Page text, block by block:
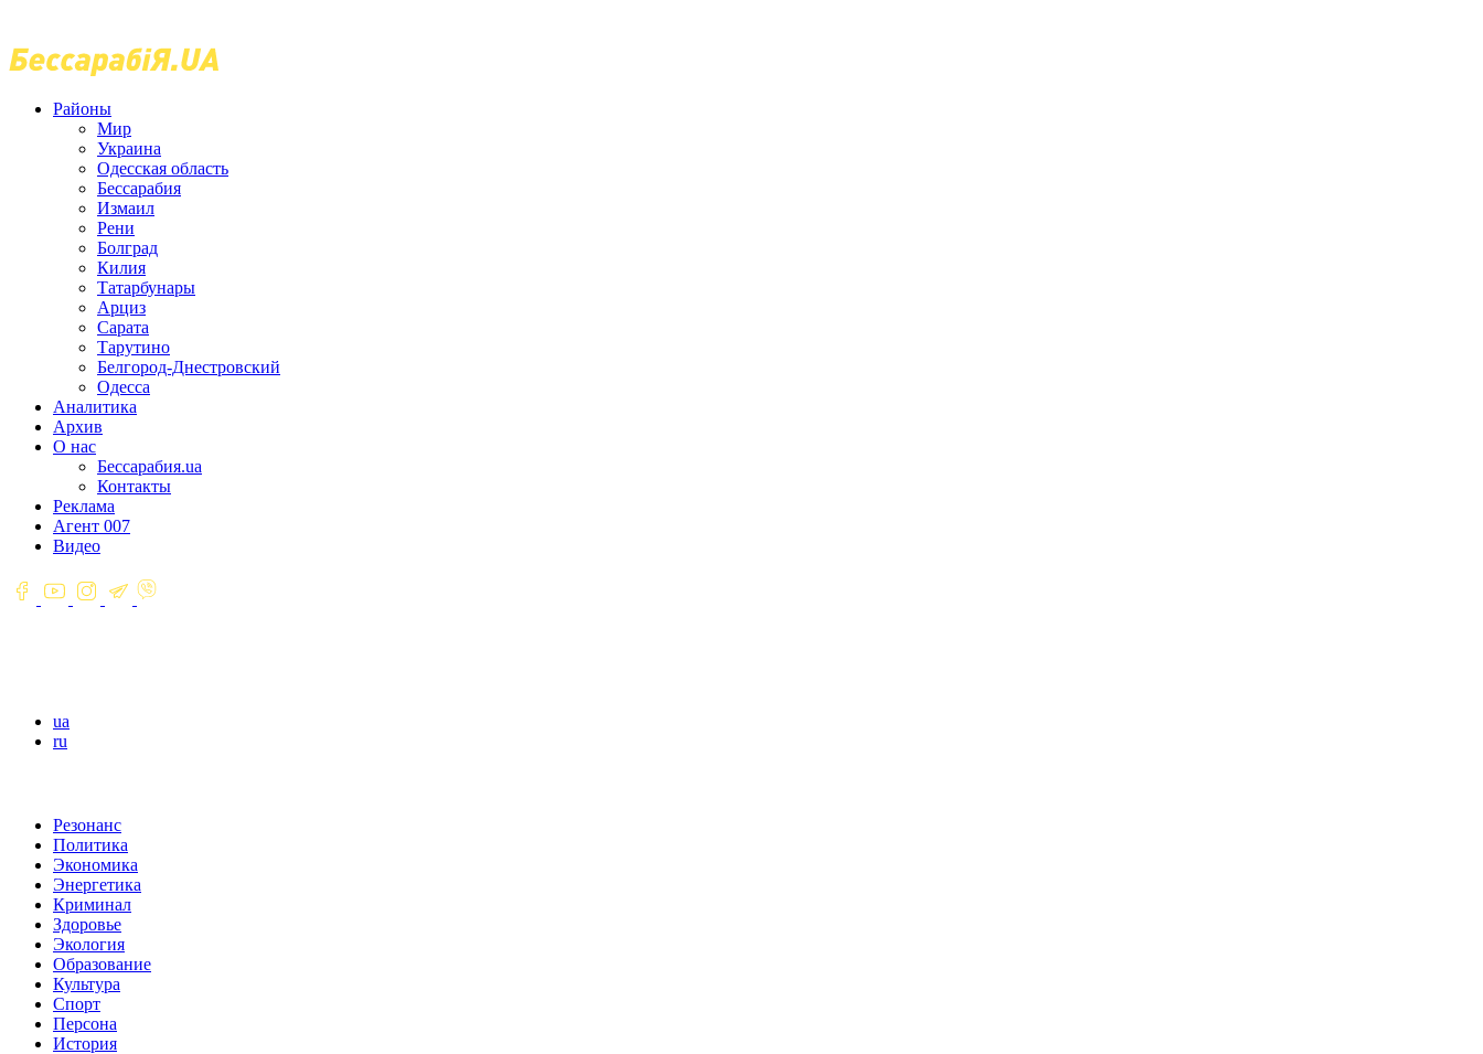
Районы
Мир
Украина
Одесская область
Бессарабия
Измаил
Рени
Болград
Килия
Татарбунары
Арциз
Сарата
Тарутино
Белгород-Днестровский
Одесса
Аналитика
Архив
О нас
Бессарабия.ua
Контакты
Реклама
Агент 007
Видео
ua
ru
Резонанс
Политика
Экономика
Энергетика
Криминал
Здоровье
Экология
Образование
Культура
Спорт
Персона
История